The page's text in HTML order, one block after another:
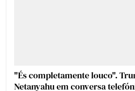
"És completamente louco".
Netanyahu em conversa